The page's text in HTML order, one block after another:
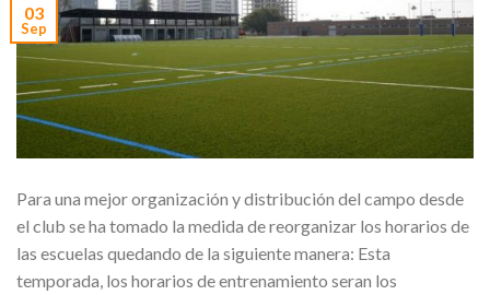
03
Sep
Para una mejor organización y distribución del campo desde
el club se ha tomado la medida de reorganizar los horarios de
las escuelas quedando de la siguiente manera: Esta
temporada, los horarios de entrenamiento seran los